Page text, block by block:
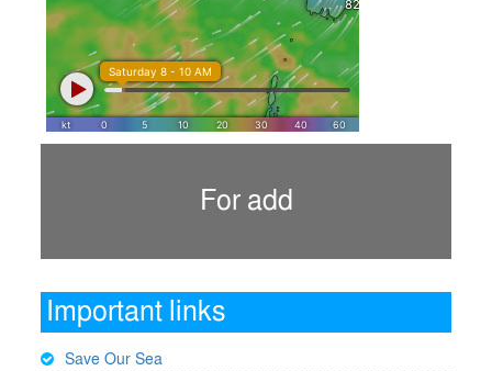
For add
Important links
Save Our Sea